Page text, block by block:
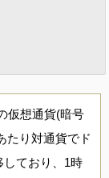
仮想通貨(暗号
たり対通貨でド
しており、1時